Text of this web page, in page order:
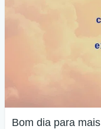
Bom dia para